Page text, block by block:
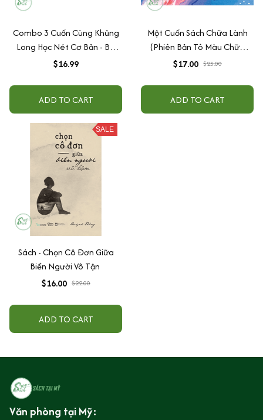
Combo 3 Cuốn Cùng Khủng
Long Học Nét Cơ Bản - Bé
Trai
$16.99
ADD TO CART
Một Cuốn Sách Chữa Lành
(Phiên Bản Tô Màu Chữa
Lành)
$17.00 $23.00
ADD TO CART
SALE
Sách - Chọn Cô Đơn Giữa
Biển Người Vô Tận
$16.00 $22.00
ADD TO CART
Văn phòng tại Mỹ: